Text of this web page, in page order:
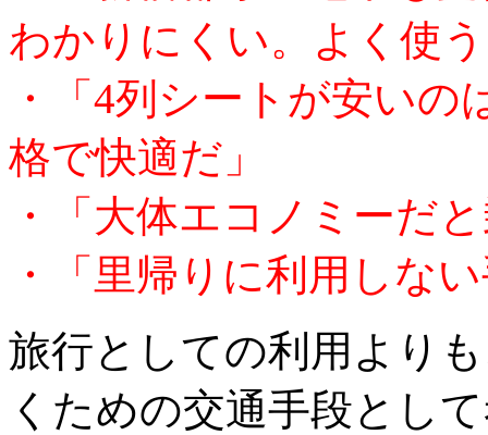
わかりにくい。よく使
・「4列シートが安い
格で快適だ」
・「大体エコノミーだ
・「里帰りに利用しな
旅行としての利用より
くための交通手段とし